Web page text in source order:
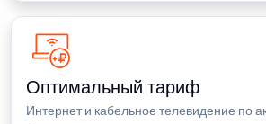
Оптимальный тариф
Интернет и кабельное телевидение по